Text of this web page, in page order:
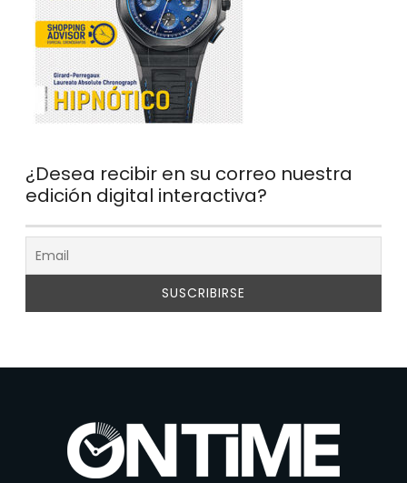
¿Desea recibir en su correo nuestra
edición digital interactiva?